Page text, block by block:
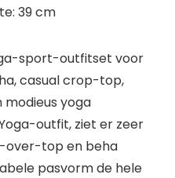
39 cm
sport-outfitset voor
casual crop-top,
modieus yoga
outfit, ziet er zeer
over-top en beha
pasvorm de hele